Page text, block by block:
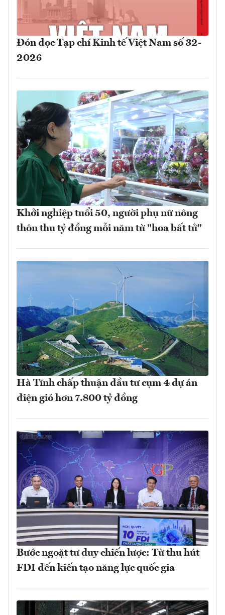
Đón đọc Tạp chí Kinh tế Việt Nam số 32-
2026
Khởi nghiệp tuổi 50, người phụ nữ nông
thôn thu tỷ đồng mỗi năm từ "hoa bất tử"
Hà Tĩnh chấp thuận đầu tư cụm 4 dự án
điện gió hơn 7.800 tỷ đồng
Bước ngoặt tư duy chiến lược: Từ thu hút
FDI đến kiến tạo năng lực quốc gia